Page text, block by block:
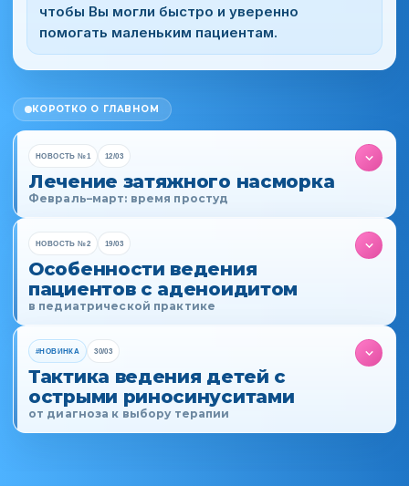
чтобы Вы могли быстро и уверенно
помогать маленьким пациентам.
КОРОТКО О ГЛАВНОМ
НОВОСТЬ №1 12/03
Лечение затяжного насморка
Февраль–март: время простуд
НОВОСТЬ №2 19/03
Особенности ведения
пациентов с аденоидитом
в педиатрической практике
#НОВИНКА 30/03
Тактика ведения детей с
острыми риносинуситами
от диагноза к выбору терапии
Организация, принимающая претензии: ООО
«Русфик», группа компаний «Рекордати», 123610,
Россия, Москва, Краснопресненская наб., д. 12, под.
7, эт. 6, пом. IАЖ. Телефон +7 (495) 225-80-01. Е-
mail: info@rusfic.com